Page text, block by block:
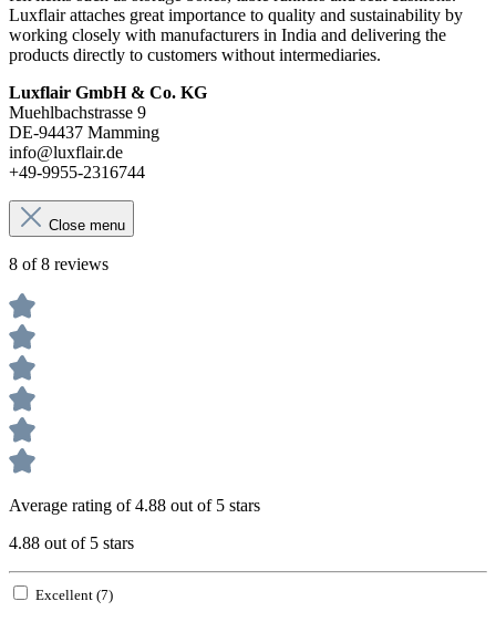
Luxflair attaches great importance to quality and sustainability by
working closely with manufacturers in India and delivering the
products directly to customers without intermediaries.
Luxflair GmbH & Co. KG
Muehlbachstrasse 9
DE-94437 Mamming
info@luxflair.de
+49-9955-2316744
Close menu
8 of 8 reviews
Average rating of 4.88 out of 5 stars
4.88 out of 5 stars
Excellent (7)